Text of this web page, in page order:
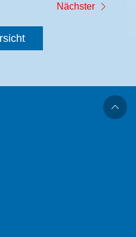
Nächster